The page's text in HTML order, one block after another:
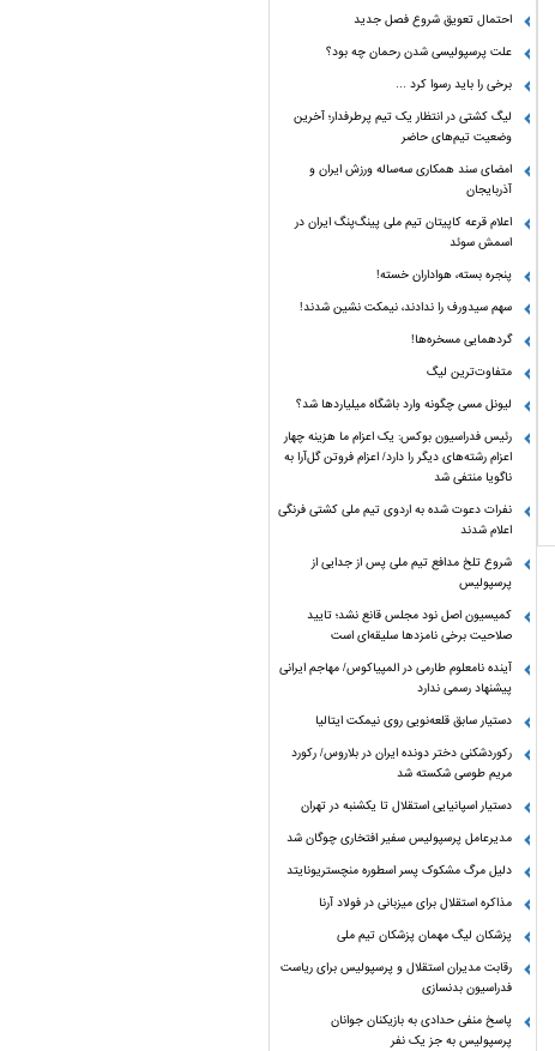
احتمال تعویق شروع فصل جدید
علت پرسپولیسی شدن رحمان چه بود؟
برخی را باید رسوا کرد …
لیگ کشتی در انتظار یک تیم پرطرفدار؛ آخرین
وضعیت تیم‌های حاضر
امضای سند همکاری سه‌ساله ورزش ایران و
آذربایجان
اعلام قرعه کاپیتان تیم ملی پینگ‌پنگ ایران در
اسمش سوئد
پنجره بسته، هواداران خسته!
سهم سیدورف را ندادند، نیمکت نشین شدند!
گردهمایی مسخره‌ها!
متفاوت‌ترین لیگ
لیونل مسی چگونه وارد باشگاه میلیاردها شد؟
رئیس فدراسیون بوکس: یک اعزام ما هزینه چهار
اعزام رشته‌های دیگر را دارد/ اعزام فروتن گل‌آرا به
ناگویا منتفی شد
نفرات دعوت شده به اردوی تیم ملی کشتی فرنگی
اعلام شدند
شروع تلخ مدافع تیم ملی پس از جدایی از
پرسپولیس
کمیسیون اصل نود مجلس قانع نشد؛ تایید
صلاحیت برخی نامزدها سلیقه‌ای است
آینده نامعلوم طارمی در المپیاکوس/ مهاجم ایرانی
پیشنهاد رسمی ندارد
دستیار سابق قلعه‌نویی روی نیمکت ایتالیا
رکوردشکنی دختر دونده ایران در بلاروس/ رکورد
مریم طوسی شکسته شد
دستیار اسپانیایی استقلال تا یکشنبه در تهران
مدیرعامل پرسپولیس سفیر افتخاری چوگان شد
دلیل مرگ مشکوک پسر اسطوره منچستریونایتد
مذاکره استقلال برای میزبانی در فولاد آرنا
پزشکان لیگ مهمان پزشکان تیم ملی
رقابت مدیران استقلال و پرسپولیس برای ریاست
فدراسیون بدنسازی
پاسخ منفی حدادی به بازیکنان جوانان
پرسپولیس به جز یک نفر